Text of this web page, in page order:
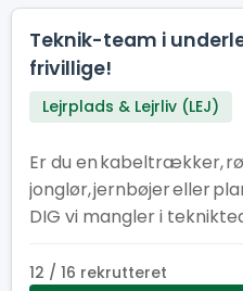
Teknik-team i
frivillige!
Lejrplads & Lejrliv (LEJ)
Er du en kabeltrækker,
jonglør, jernbøjer eller
DIG vi mangler i
12 / 16 rekrutteret